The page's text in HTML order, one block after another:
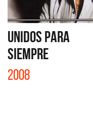
UNIDOS PARA
SIEMPRE
2008